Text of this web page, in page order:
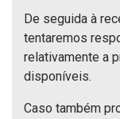
De seguida à
tentaremos
relativamente a
disponíveis.
Caso também